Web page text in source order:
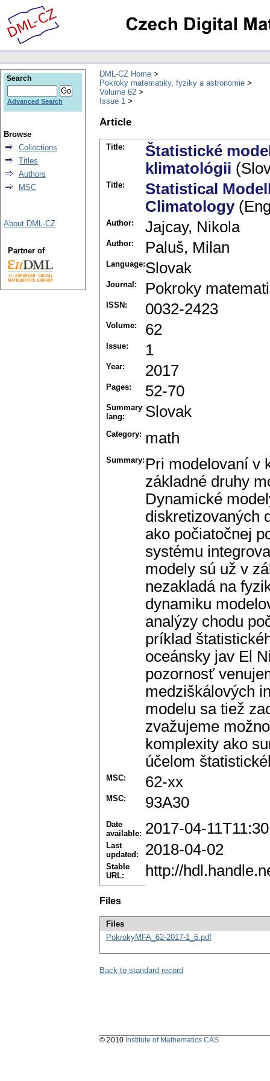
DML-CZ Home
Pokroky matematiky, fyziky a astronomie
Volume 62
Issue 1
Article
Title:
Štatistické
klimatológii
Title:
Statistical
Climatology
Author: Jajcay, Nikola
Author: Paluš, Milan
Language:Slovak
Journal: Pokroky
ISSN: 0032-2423
Volume: 62
Issue: 1
Year: 2017
Pages: 52-70
Summary
lang:
Slovak
Category: math
Summary: Pri modelovaní v
základné druhy
Dynamické
diskretizovaných
ako počiatočnej
systému
modely sú už v
nezakladá na
dynamiku
analýzy chodu
príklad
oceánsky jav El
pozornosť
medziškálových
modelu sa tiež
zvažujeme
komplexity ako
účelom
MSC: 62-xx
MSC: 93A30
Date
available: 2017-04-
Last
updated:
2018-04-02
Stable
URL:
http://
Files
Files
PokrokyMFA_62-2017-1_6.pdf
Back to standard record
Search
Advanced Search
Browse
Collections
Titles
Authors
MSC
About DML-CZ
Partner of
© 2010 Institute of Mathematics CAS